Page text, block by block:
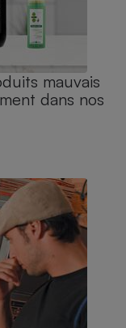
mauvais
dans nos